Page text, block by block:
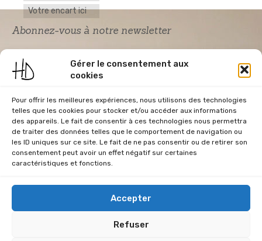
Gérer le consentement aux
cookies
Pour offrir les meilleures expériences, nous utilisons des technologies
telles que les cookies pour stocker et/ou accéder aux informations
des appareils. Le fait de consentir à ces technologies nous permettra
de traiter des données telles que le comportement de navigation ou
les ID uniques sur ce site. Le fait de ne pas consentir ou de retirer son
consentement peut avoir un effet négatif sur certaines
caractéristiques et fonctions.
Accepter
Refuser
Votre encart ici
Abonnez-vous à notre newsletter
Acceptation RGPD
*
J'accepte la politique de confidentialité du
site Home & Déco